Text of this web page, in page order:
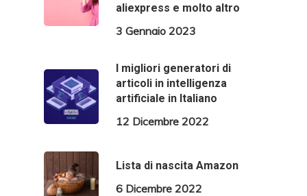
aliexpress e molto altro
3 Gennaio 2023
I migliori generatori di
articoli in intelligenza
artificiale in Italiano
12 Dicembre 2022
Lista di nascita Amazon
6 Dicembre 2022